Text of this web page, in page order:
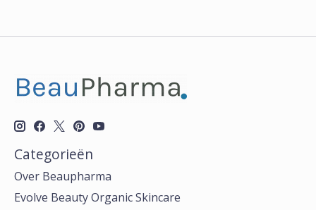
Categorieën
Over Beaupharma
Evolve Beauty Organic Skincare